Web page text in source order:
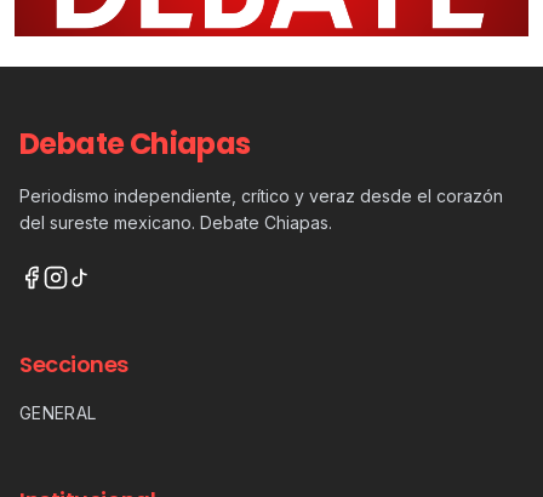
Debate Chiapas
Periodismo independiente, crítico y veraz desde el corazón
del sureste mexicano. Debate Chiapas.
Secciones
GENERAL